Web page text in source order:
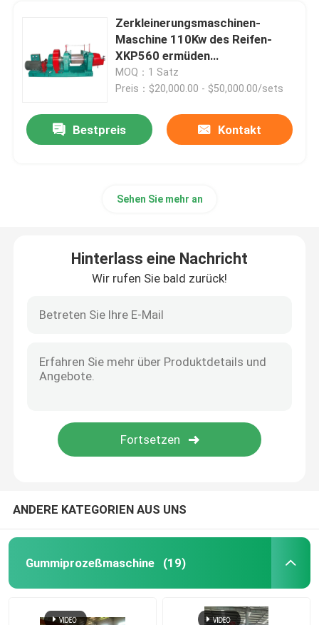
Zerkleinerungsmaschinen-
Maschine 110Kw des Reifen-
XKP560 ermüden
Schleifmaschine
MOQ：1 Satz
Preis：$20,000.00 - $50,000.00/sets
Bestpreis Kontakt
Sehen Sie mehr an
Hinterlass eine Nachricht
Wir rufen Sie bald zurück!
ANDERE KATEGORIEN AUS UNS
Gummiprozeßmaschine (19)